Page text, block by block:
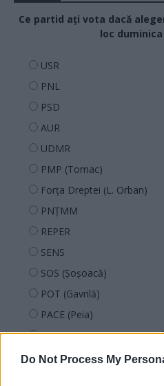
Do Not Process My
Ce partid ați vota dacă
loc
USR
PNL
PSD
AUR
UDMR
PMP (Tomac)
Forța Dreptei (L. Orban)
PNȚMM
REPER
SENS
SOS (Șoșoacă)
POT (Gavrilă)
PACE (Peia)
Acțiunea Conservatoare
PDF (Lazarus)